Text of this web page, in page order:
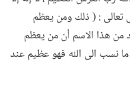
تعالى : ( ذلك ومن يعظم
من هذا الاسم أن من يعظم
نسب الى الله فهو عظيم عند